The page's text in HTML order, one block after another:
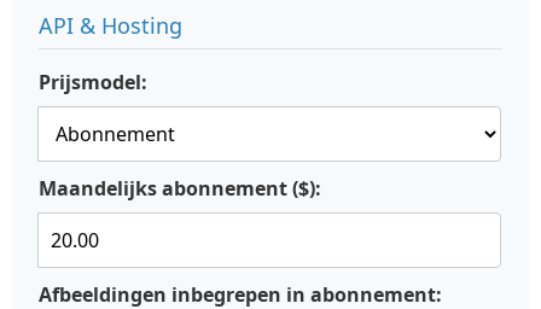
API & Hosting
Prijsmodel:
Maandelijks abonnement ($):
Afbeeldingen inbegrepen in abonnement: